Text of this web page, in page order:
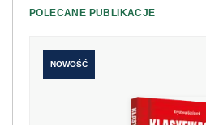
POLECANE PUBLIKACJE
NOWOŚĆ